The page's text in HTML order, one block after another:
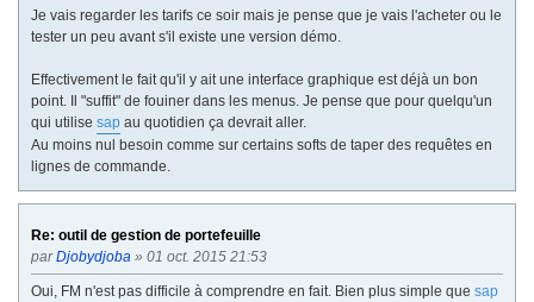
Je vais regarder les tarifs ce soir mais je pense que je vais l'acheter ou le
tester un peu avant s'il existe une version démo.
Effectivement le fait qu'il y ait une interface graphique est déjà un bon
point. Il "suffit" de fouiner dans les menus. Je pense que pour quelqu'un
qui utilise sap au quotidien ça devrait aller.
Au moins nul besoin comme sur certains softs de taper des requêtes en
lignes de commande.
Re: outil de gestion de portefeuille
parDjobydjoba » 01 oct. 2015 21:53
Oui, FM n'est pas difficile à comprendre en fait. Bien plus simple que sap